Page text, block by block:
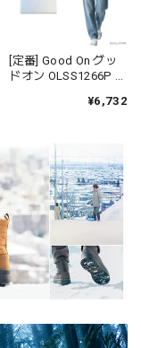
[定番] Good On グッ
ドオン OLSS1266P フ
S/S Tシャツ 半袖
ックス 日本製
¥6,732